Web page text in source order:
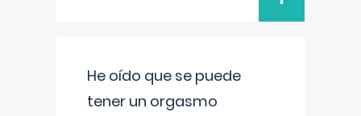
He oído que se puede
tener un orgasmo